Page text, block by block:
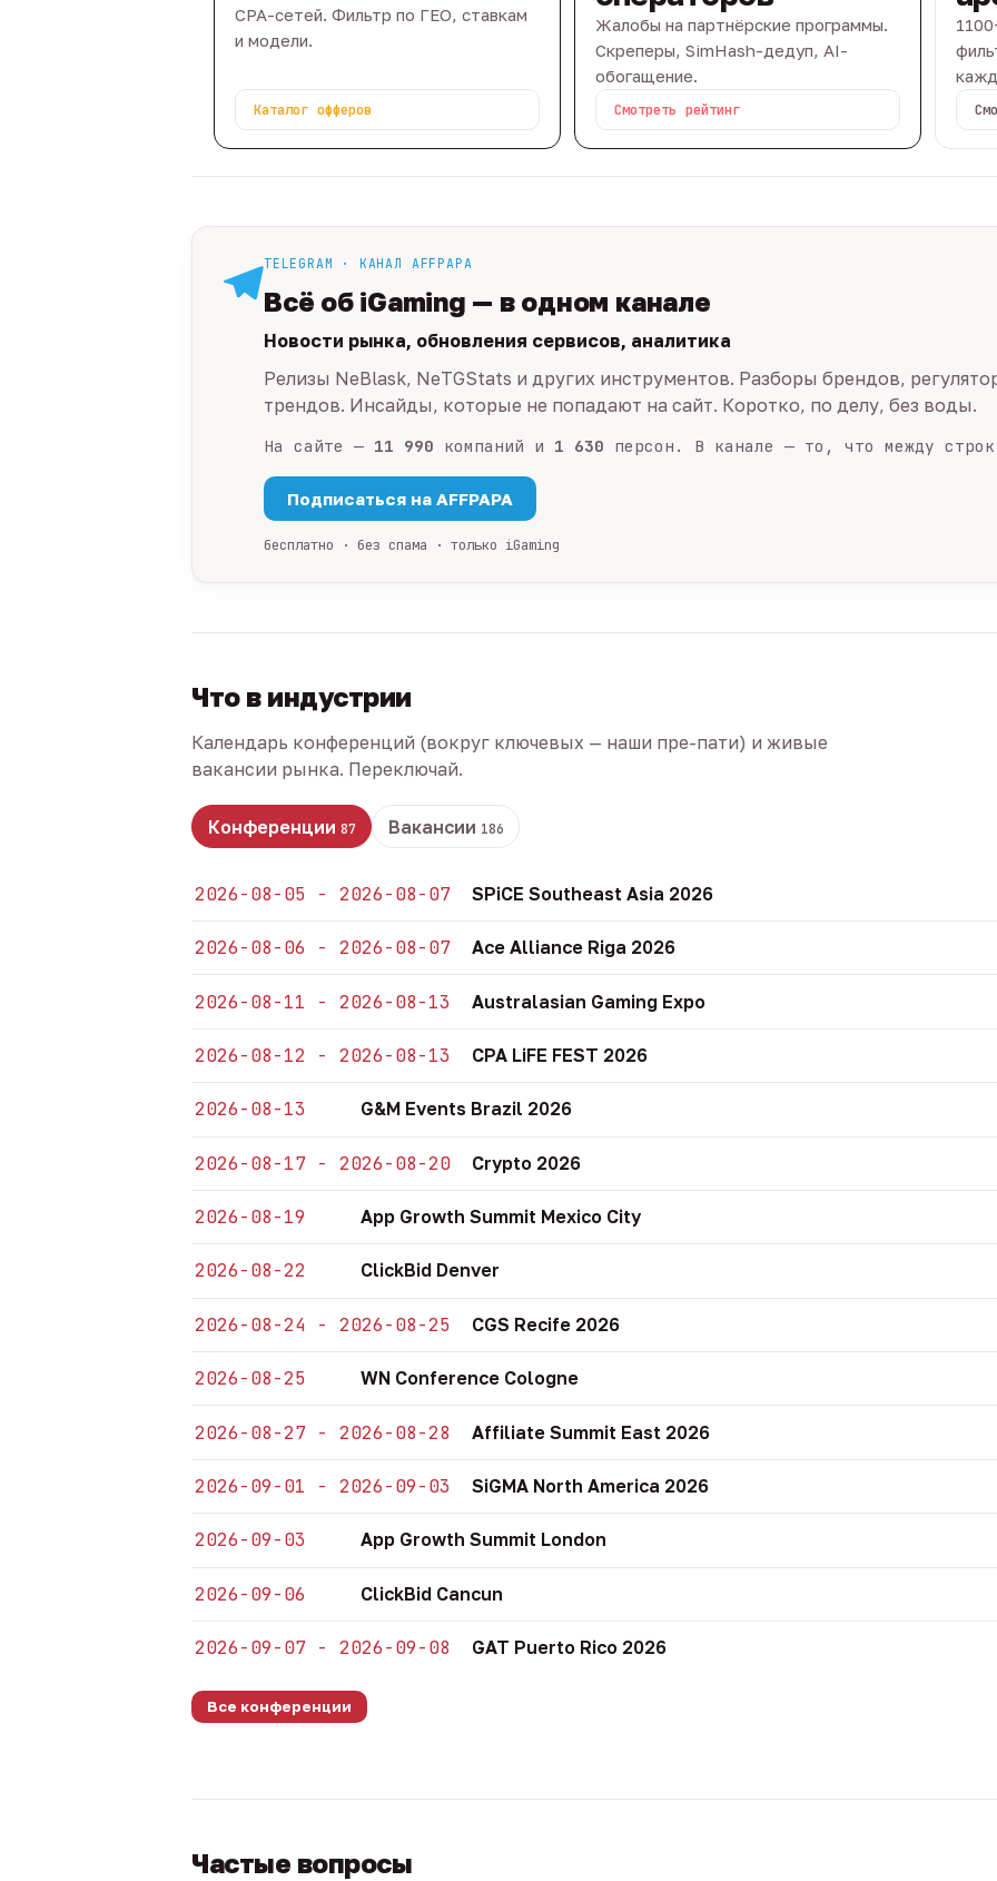
CPA-сетей. Фильтр по ГЕО, ставкам
и модели.
Каталог офферов
Жалобы на партнёрские программы.
Скреперы, SimHash-дедуп, AI-
обогащение.
Смотреть рейтинг
TELEGRAM · КАНАЛ AFFPAPA
Всё об iGaming — в одном канале
Новости рынка, обновления сервисов, аналитика
Релизы NeBlask, NeTGStats и других инструментов. Разборы брендов,
трендов. Инсайды, которые не попадают на сайт. Коротко, по делу, без воды.
На сайте — 11 990 компаний и 1 630 персон. В канале — то, что между
Подписаться на AFFPAPA
бесплатно · без спама · только iGaming
Что в индустрии
Календарь конференций (вокруг ключевых — наши пре-пати) и живые
вакансии рынка. Переключай.
Конференции 87 Вакансии 186
2026-08-05 - 2026-08-07 SPiCE Southeast Asia 2026
2026-08-06 - 2026-08-07 Ace Alliance Riga 2026
2026-08-11 - 2026-08-13 Australasian Gaming Expo
2026-08-12 - 2026-08-13 CPA LiFE FEST 2026
2026-08-13 G&M Events Brazil 2026
2026-08-17 - 2026-08-20 Crypto 2026
2026-08-19 App Growth Summit Mexico City
2026-08-22 ClickBid Denver
2026-08-24 - 2026-08-25 CGS Recife 2026
2026-08-25 WN Conference Cologne
2026-08-27 - 2026-08-28 Affiliate Summit East 2026
2026-09-01 - 2026-09-03 SiGMA North America 2026
2026-09-03 App Growth Summit London
2026-09-06 ClickBid Cancun
2026-09-07 - 2026-09-08 GAT Puerto Rico 2026
Все конференции
Частые вопросы